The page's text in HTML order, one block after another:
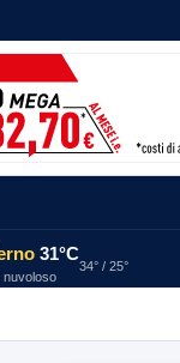
31°C
nuvoloso
34° / 25°